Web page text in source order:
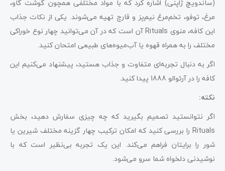
(ساندویچ ژاپنی) اشاره کرد که با مواد مختلفی همچون گوشت گاو،
مرغ، توفو، تخم‌مرغ نیم‌پز و قارچ تهیه می‌شوند. یکی از نکات جذاب
این کافه، منوی Rituals آن است که در آن می‌توانید چهار نوع خوراکی
مختلف را به همراه قهوه یا آب‌میوه‌های طبیعی امتحان کنید.
اگر به دنبال تجربه‌ای متفاوت و جذاب هستید، پیشنهاد می‌کنیم این
کافه را در آرئوالو 1888 پیدا کنید.
نکته:
اگر نتوانستید تصمیم بگیرید که چه چیزی سفارش دهید، بخش
Rituals را بررسی کنید که امکان ترکیب چهار گزینه مختلف شیرین یا
شور را برایتان فراهم می‌کند. این یک تجربه بی‌نظیر است که با
نوشیدنی دلخواه شما سرو می‌شود.